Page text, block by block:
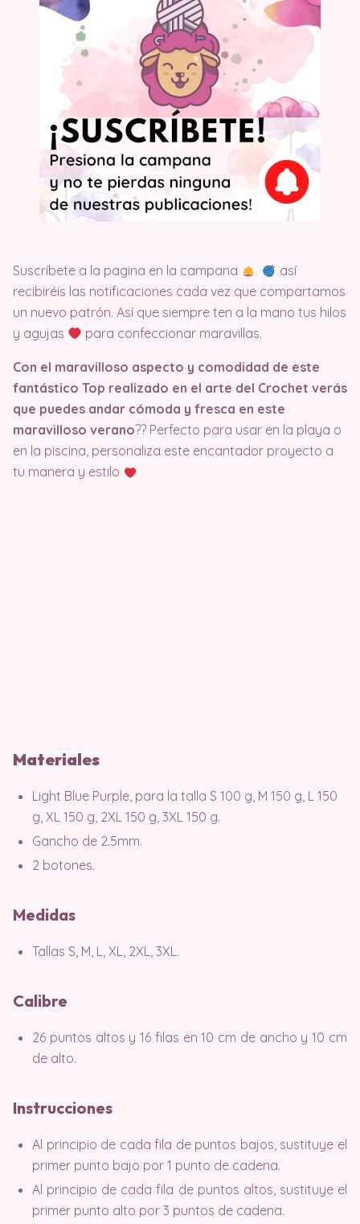
Suscríbete a la pagina en la campana
así
recibiréis las notificaciones cada vez que compartamos
un nuevo patrón. Así que siempre ten a la mano tus hilos
y agujas
para confeccionar maravillas.
Con el maravilloso aspecto y comodidad de este
fantástico Top realizado en el arte del Crochet verás
que puedes andar cómoda y fresca en este
maravilloso verano?​?​ Perfecto para usar en la playa o
en la piscina, personaliza este encantador proyecto a
tu manera y estilo
Materiales
Light Blue Purple, para la talla S 100 g, M 150 g, L 150
g, XL 150 g, 2XL 150 g, 3XL 150 g.
Gancho de 2.5mm.
2 botones.
Medidas
Tallas S, M, L, XL, 2XL, 3XL.
Calibre
26 puntos altos y 16 filas en 10 cm de ancho y 10 cm
de alto.
Instrucciones
Al principio de cada fila de puntos bajos, sustituye el
primer punto bajo por 1 punto de cadena.
Al principio de cada fila de puntos altos, sustituye el
primer punto alto por 3 puntos de cadena.